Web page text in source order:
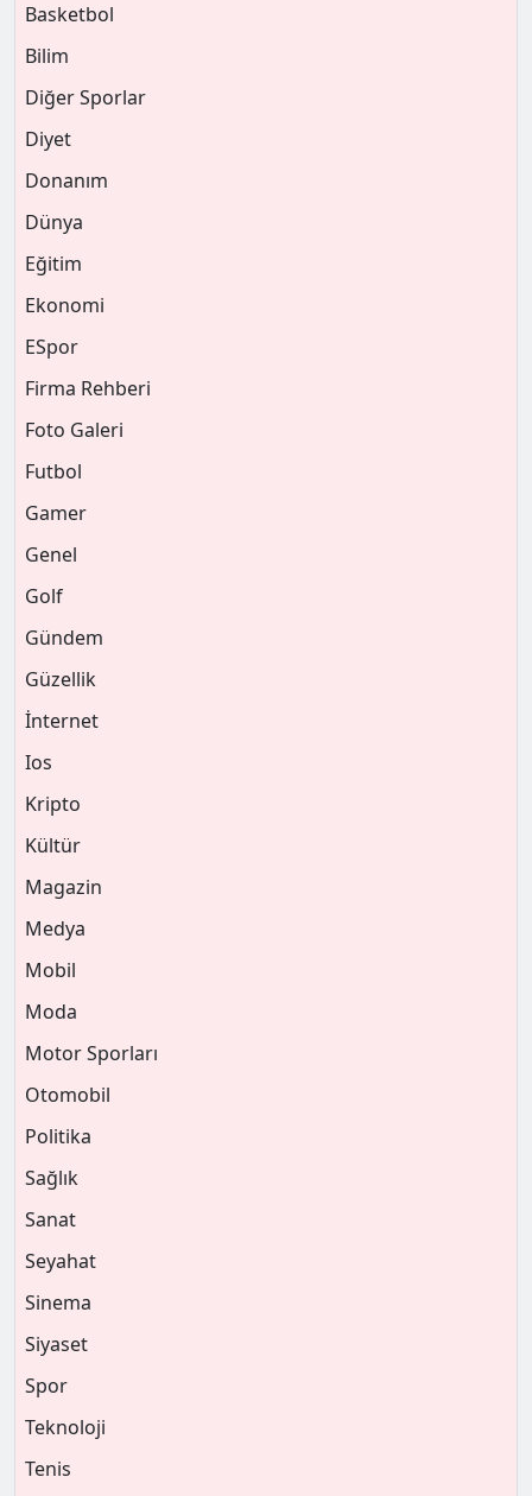
Basketbol
Bilim
Diğer Sporlar
Diyet
Donanım
Dünya
Eğitim
Ekonomi
ESpor
Firma Rehberi
Foto Galeri
Futbol
Gamer
Genel
Golf
Gündem
Güzellik
İnternet
Ios
Kripto
Kültür
Magazin
Medya
Mobil
Moda
Motor Sporları
Otomobil
Politika
Sağlık
Sanat
Seyahat
Sinema
Siyaset
Spor
Teknoloji
Tenis